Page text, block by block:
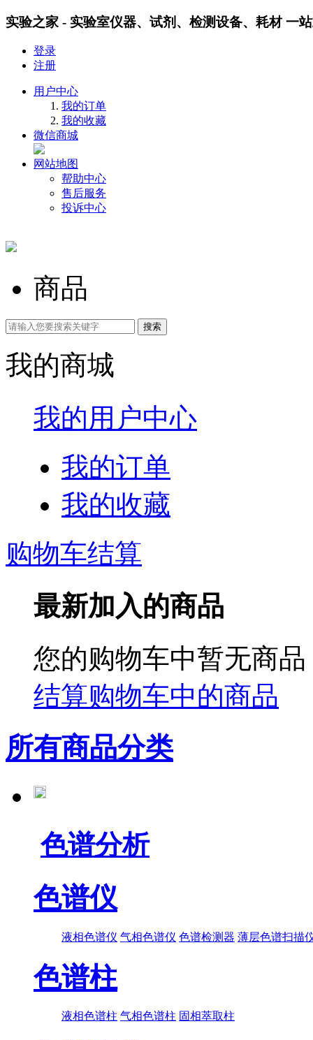
实验之家 - 实验室仪器、试剂、检测设备、耗材 一
登录
注册
用户中心
我的订单
我的收藏
微信商城
网站地图
帮助中心
售后服务
投诉中心
商品
我的商城
我的用户中心
我的订单
我的收藏
购物车结算
最新加入的商品
您的购物车中暂无商
结算购物车中的商品
所有商品分类
色谱分析
色谱仪
液相色谱仪 气相色谱仪 色谱检测器 薄层色谱扫描
色谱柱
液相色谱柱 气相色谱柱 固相萃取柱